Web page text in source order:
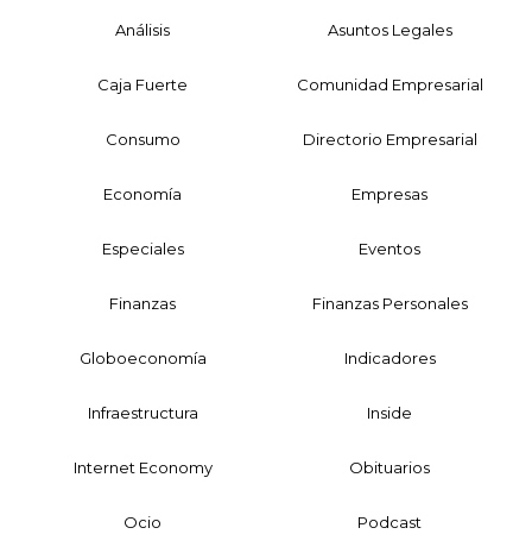
Análisis Asuntos Legales
Caja Fuerte Comunidad Empresarial
Consumo Directorio Empresarial
Economía Empresas
Especiales Eventos
Finanzas Finanzas Personales
Globoeconomía Indicadores
Infraestructura Inside
Internet Economy Obituarios
Ocio Podcast